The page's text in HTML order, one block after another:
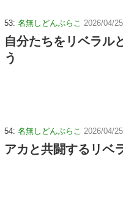
53: 名無しどんぶらこ 2026/04/
自分たちをリベラル
う
54: 名無しどんぶらこ 2026/04/
アカと共闘するリベ